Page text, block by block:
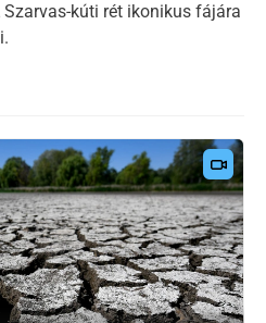
kúti rét ikonikus fájára